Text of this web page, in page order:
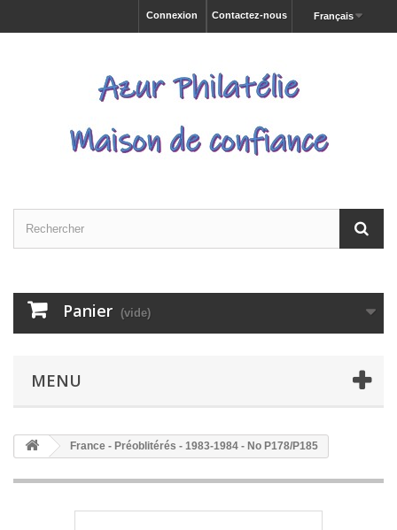
Français
Contactez-nous
Connexion
Panier (vide)
MENU
France - Préoblitérés - 1983-1984 - No P178/P185